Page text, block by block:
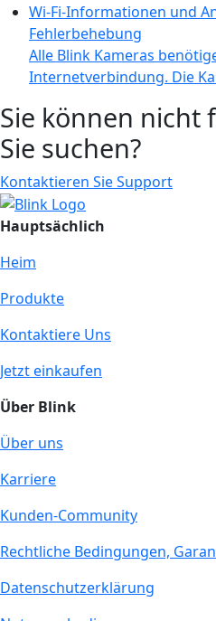
Wi-Fi-Informationen und
Fehlerbehebung
Alle Blink Kameras
Internetverbindung. Die
Sie können nicht
Sie suchen?
Kontaktieren Sie Support
Hauptsächlich
Heim
Produkte
Kontaktiere Uns
Jetzt einkaufen
Über Blink
Über uns
Karriere
Kunden-Community
Rechtliche Bedingungen,
Datenschutzerklärung